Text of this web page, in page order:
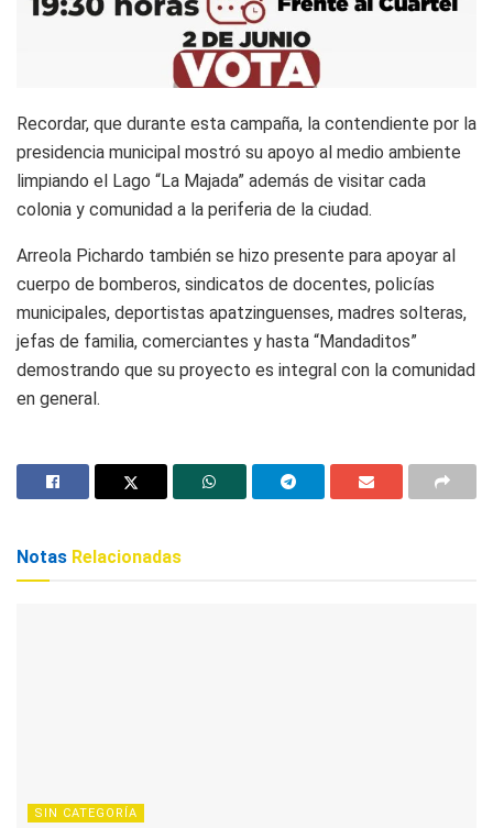
Recordar, que durante esta campaña, la contendiente por la
presidencia municipal mostró su apoyo al medio ambiente
limpiando el Lago “La Majada” además de visitar cada
colonia y comunidad a la periferia de la ciudad.
Arreola Pichardo también se hizo presente para apoyar al
cuerpo de bomberos, sindicatos de docentes, policías
municipales, deportistas apatzinguenses, madres solteras,
jefas de familia, comerciantes y hasta “Mandaditos”
demostrando que su proyecto es integral con la comunidad
en general.
Notas Relacionadas
SIN CATEGORÍA